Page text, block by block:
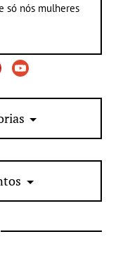
só nós mulheres